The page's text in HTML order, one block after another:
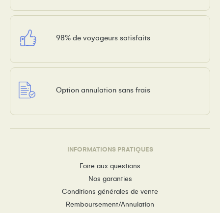
98% de voyageurs satisfaits
Option annulation sans frais
INFORMATIONS PRATIQUES
Foire aux questions
Nos garanties
Conditions générales de vente
Remboursement/Annulation